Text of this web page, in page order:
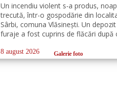
de trăsnet
Un incendiu violent s-a produs,
trecută, într-o gospodărie din
Sârbi, comuna Vlăsinești. Un
furaje a fost cuprins de flăcări după
puțin după ora 22:00. La caz s-au
deplasat, în cel mai scurt timp,
8 august 2026 Galerie foto